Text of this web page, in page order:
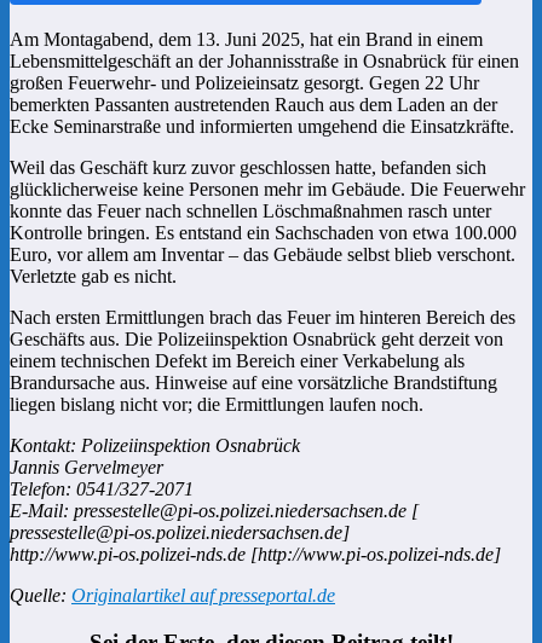
Am Montagabend, dem 13. Juni 2025, hat ein Brand in einem
Lebensmittelgeschäft an der Johannisstraße in Osnabrück für einen
großen Feuerwehr- und Polizeieinsatz gesorgt. Gegen 22 Uhr
bemerkten Passanten austretenden Rauch aus dem Laden an der
Ecke Seminarstraße und informierten umgehend die Einsatzkräfte.
Weil das Geschäft kurz zuvor geschlossen hatte, befanden sich
glücklicherweise keine Personen mehr im Gebäude. Die Feuerwehr
konnte das Feuer nach schnellen Löschmaßnahmen rasch unter
Kontrolle bringen. Es entstand ein Sachschaden von etwa 100.000
Euro, vor allem am Inventar – das Gebäude selbst blieb verschont.
Verletzte gab es nicht.
Nach ersten Ermittlungen brach das Feuer im hinteren Bereich des
Geschäfts aus. Die Polizeiinspektion Osnabrück geht derzeit von
einem technischen Defekt im Bereich einer Verkabelung als
Brandursache aus. Hinweise auf eine vorsätzliche Brandstiftung
liegen bislang nicht vor; die Ermittlungen laufen noch.
Kontakt: Polizeiinspektion Osnabrück
Jannis Gervelmeyer
Telefon: 0541/327-2071
E-Mail: pressestelle@pi-os.polizei.niedersachsen.de [
pressestelle@pi-os.polizei.niedersachsen.de]
http://www.pi-os.polizei-nds.de [http://www.pi-os.polizei-nds.de]
Quelle: Originalartikel auf presseportal.de